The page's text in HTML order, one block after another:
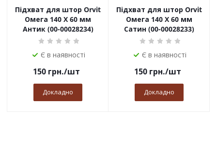
Підхват для штор Orvit
Омега 140 Х 60 мм
Антик (00-00028234)
Є в наявності
150грн./шт
Докладно
Підхват для штор Orvit
Омега 140 Х 60 мм
Сатин (00-00028233)
Є в наявності
150грн./шт
Докладно